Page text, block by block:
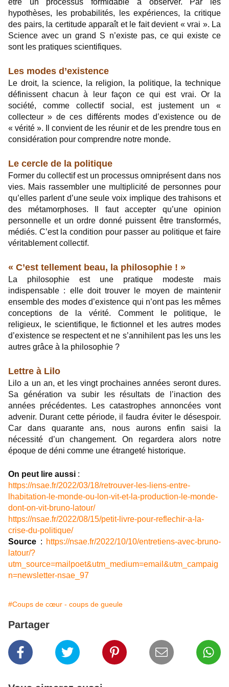
être un processus formidable à observer. Par les
hypothèses, les probabilités, les expériences, la critique
des pairs, la certitude apparaît et le fait devient « vrai ». La
Science avec un grand S n’existe pas, ce qui existe ce
sont les pratiques scientifiques.
Les modes d’existence
Le droit, la science, la religion, la politique, la technique
définissent chacun à leur façon ce qui est vrai. Or la
société, comme collectif social, est justement un «
collecteur » de ces différents modes d’existence ou de
« vérité ». Il convient de les réunir et de les prendre tous en
considération pour comprendre notre monde.
Le cercle de la politique
Former du collectif est un processus omniprésent dans nos
vies. Mais rassembler une multiplicité de personnes pour
qu’elles parlent d’une seule voix implique des trahisons et
des métamorphoses. Il faut accepter qu’une opinion
personnelle et un ordre donné puissent être transformés,
médiés. C’est la condition pour passer au politique et faire
véritablement collectif.
« C’est tellement beau, la philosophie ! »
La philosophie est une pratique modeste mais
indispensable : elle doit trouver le moyen de maintenir
ensemble des modes d’existence qui n’ont pas les mêmes
conceptions de la vérité. Comment le politique, le
religieux, le scientifique, le fictionnel et les autres modes
d’existence se respectent et ne s’annihilent pas les uns les
autres grâce à la philosophie ?
Lettre à Lilo
Lilo a un an, et les vingt prochaines années seront dures.
Sa génération va subir les résultats de l’inaction des
années précédentes. Les catastrophes annoncées vont
advenir. Durant cette période, il faudra éviter le désespoir.
Car dans quarante ans, nous aurons enfin saisi la
nécessité d’un changement. On regardera alors notre
époque de déni comme une étrangeté historique.
On peut lire aussi :
https://nsae.fr/2022/03/18/retrouver-les-liens-entre-
lhabitation-le-monde-ou-lon-vit-et-la-production-le-monde-
dont-on-vit-bruno-latour/
https://nsae.fr/2022/08/15/petit-livre-pour-reflechir-a-la-
crise-du-politique/
Source : https://nsae.fr/2022/10/10/entretiens-avec-bruno-
latour/?
utm_source=mailpoet&utm_medium=email&utm_campaig
n=newsletter-nsae_97
#Coups de cœur - coups de gueule
Partager